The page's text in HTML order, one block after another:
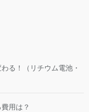
る！（リチウム電池・
用は？